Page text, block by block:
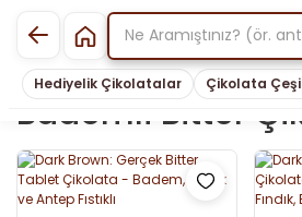
Hediyelik Çikolatalar Çikolata
Bademli Bitter